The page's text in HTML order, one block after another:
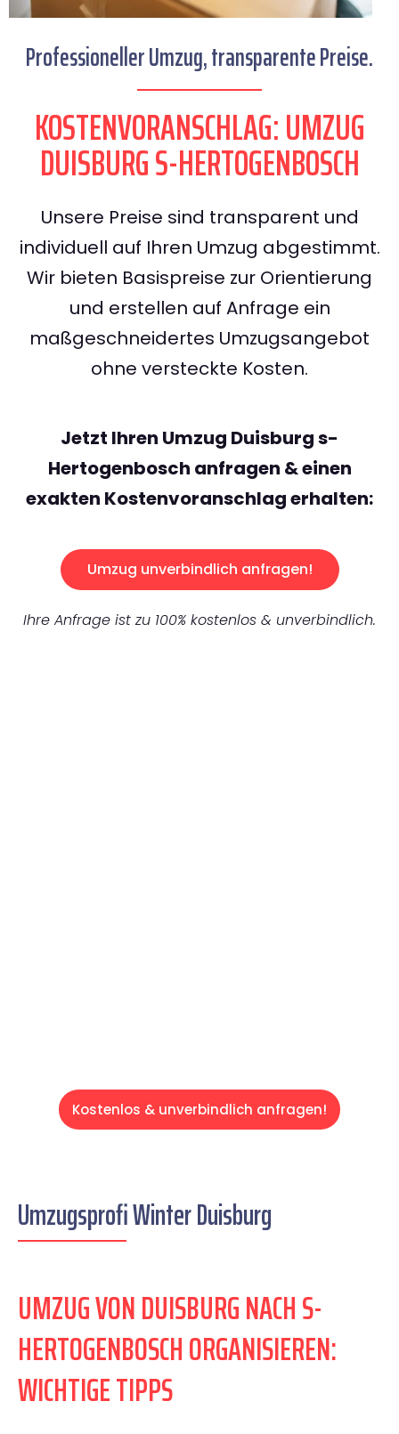
Professioneller Umzug, transparente Preise.
KOSTENVORANSCHLAG: UMZUG
DUISBURG S-HERTOGENBOSCH
Unsere Preise sind transparent und
individuell auf Ihren Umzug abgestimmt.
Wir bieten Basispreise zur Orientierung
und erstellen auf Anfrage ein
maßgeschneidertes Umzugsangebot
ohne versteckte Kosten.
Jetzt Ihren Umzug Duisburg s-
Hertogenbosch anfragen & einen
exakten Kostenvoranschlag erhalten:
Umzug unverbindlich anfragen!
Ihre Anfrage ist zu 100% kostenlos & unverbindlich.
Kostenlos & unverbindlich anfragen!
Umzugsprofi Winter Duisburg
UMZUG VON DUISBURG NACH S-
HERTOGENBOSCH ORGANISIEREN:
WICHTIGE TIPPS